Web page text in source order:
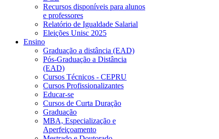
Recursos disponíveis para alunos
e professores
Relatório de Igualdade Salarial
Eleições Unisc 2025
Ensino
Graduação a distância (EAD)
Pós-Graduação a Distância
(EAD)
Cursos Técnicos - CEPRU
Cursos Profissionalizantes
Educar-se
Cursos de Curta Duração
Graduação
MBA, Especialização e
Aperfeiçoamento